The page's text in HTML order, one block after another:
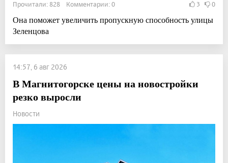
Прочитали: 828 Комментарии: 0 3 0
Она поможет увеличить пропускную способность улицы
Зеленцова
14:57, 6 авг 2026
В Магнитогорске цены на новостройки
резко выросли
Новости